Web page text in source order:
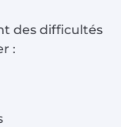
des difficultés
: